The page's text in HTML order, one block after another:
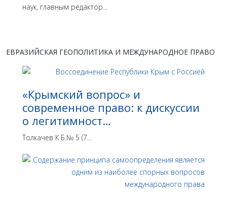
наук, главным редактор...
ЕВРАЗИЙСКАЯ ГЕОПОЛИТИКА И МЕЖДУНАРОДНОЕ ПРАВО
«Крымский вопрос» и
современное право: к дискуссии
о легитимност…
Толкачев К.Б.№ 5 (7...